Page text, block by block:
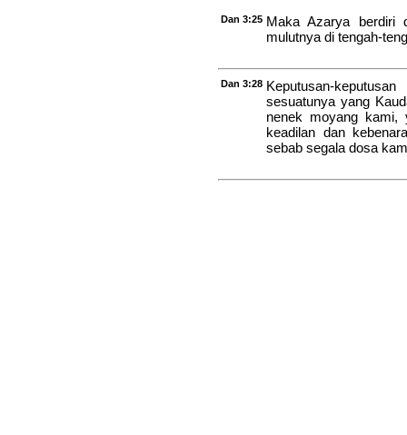
Dan 3:25 Maka Azarya berdiri
mulutnya di tengah-
Dan 3:28 Keputusan-
sesuatunya yang
nenek moyang kami,
keadilan dan
sebab segala dosa